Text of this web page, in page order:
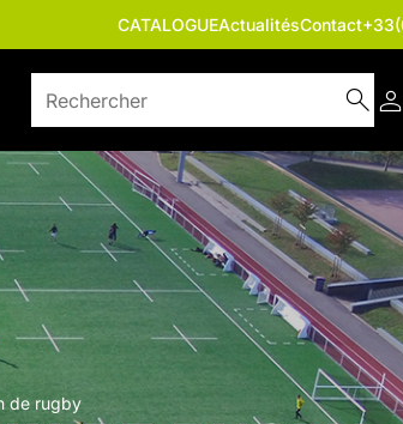
CATALOGUEActualitésContact
de rugby